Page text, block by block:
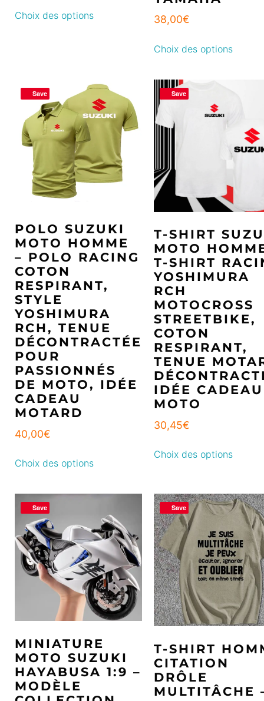
Choix des options 38,00€
Choix des options
Save
POLO SUZUKI
MOTO HOMME
– POLO RACING
COTON
RESPIRANT,
STYLE
YOSHIMURA
RCH, TENUE
DÉCONTRACTÉE
POUR
PASSIONNÉS
DE MOTO, IDÉE
CADEAU
MOTARD
40,00€
Choix des options
Save
T-SHIRT
MOTO
T-SHIRT
YOSHIMURA
RCH
MOTOCROSS
STREETBIKE,
COTON
RESPIRANT,
TENUE
IDÉE CADEAU
MOTO
30,45€
Choix des options
Save
MINIATURE
MOTO SUZUKI
HAYABUSA 1:9 –
MODÈLE
Save
T-SHIRT
CITATION
DRÔLE
MULTITÂCHE